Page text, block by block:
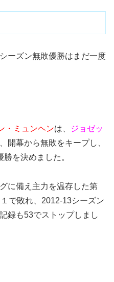
ーズン無敗優勝はまだ一度
・ミュンヘンは、
ジョゼッ
開幕から無敗をキープし、
を決めました。
に備え主力を温存した第
で敗れ、2012-13シーズン
録も53でストップしまし